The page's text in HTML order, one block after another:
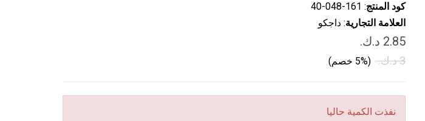
كود المنتج: ‎40-048-161
العلامة التجارية: داجكو
(5% خصم)
نفذت الكمية حاليا